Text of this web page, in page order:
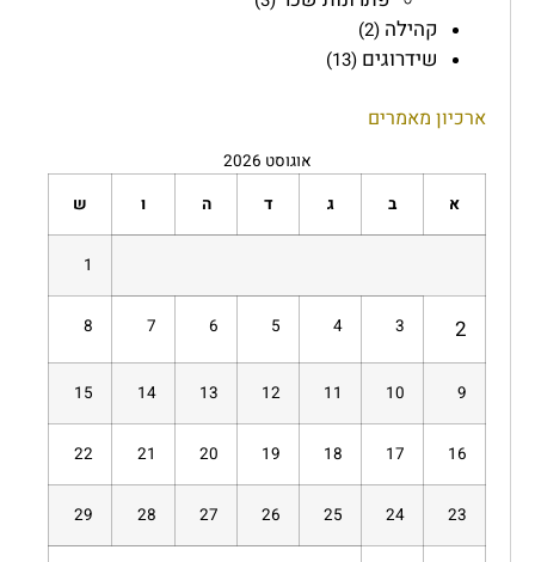
קהילה (2)
שידרוגים (13)
ארכיון מאמרים
אוגוסט 2026
א
ב ג ד ה ו ש
1
2
3
4
5
6
7
8
9
10
11
12
13
14
15
16
17
18
19
20
21
22
23
24
25
26
27
28
29